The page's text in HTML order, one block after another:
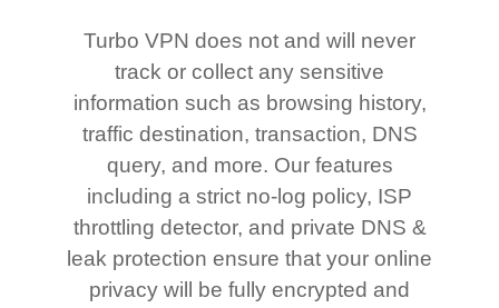
Turbo VPN does not and will never
track or collect any sensitive
information such as browsing history,
traffic destination, transaction, DNS
query, and more. Our features
including a strict no-log policy, ISP
throttling detector, and private DNS &
leak protection ensure that your online
privacy will be fully encrypted and